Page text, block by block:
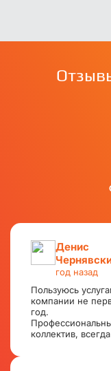
Денис
год назад
Пользуюсь
компании не
год.
коллектив, всегда